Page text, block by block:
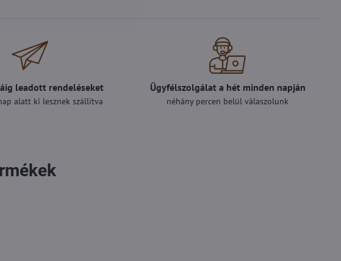
leadott rendeléseket
alatt ki lesznek szállítva
Ügyfélszolgálat a hét minden napján
néhány percen belül válaszolunk